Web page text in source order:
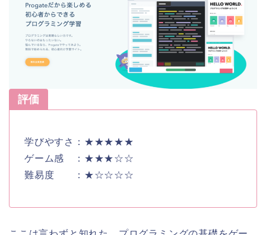
評価
学びやすさ：★★★★★
ゲーム感 ：★★★☆☆
難易度 ：★☆☆☆☆